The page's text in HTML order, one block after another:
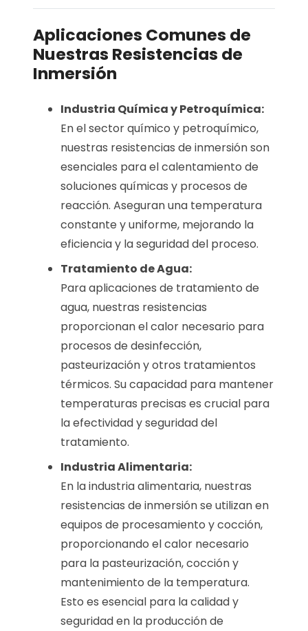
Aplicaciones Comunes de
Nuestras Resistencias de
Inmersión
Industria Química y Petroquímica:
En el sector químico y petroquímico,
nuestras resistencias de inmersión son
esenciales para el calentamiento de
soluciones químicas y procesos de
reacción. Aseguran una temperatura
constante y uniforme, mejorando la
eficiencia y la seguridad del proceso.
Tratamiento de Agua:
Para aplicaciones de tratamiento de
agua, nuestras resistencias
proporcionan el calor necesario para
procesos de desinfección,
pasteurización y otros tratamientos
térmicos. Su capacidad para mantener
temperaturas precisas es crucial para
la efectividad y seguridad del
tratamiento.
Industria Alimentaria:
En la industria alimentaria, nuestras
resistencias de inmersión se utilizan en
equipos de procesamiento y cocción,
proporcionando el calor necesario
para la pasteurización, cocción y
mantenimiento de la temperatura.
Esto es esencial para la calidad y
seguridad en la producción de